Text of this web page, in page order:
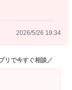
2026/5/26 19:34
リで今すぐ相談／